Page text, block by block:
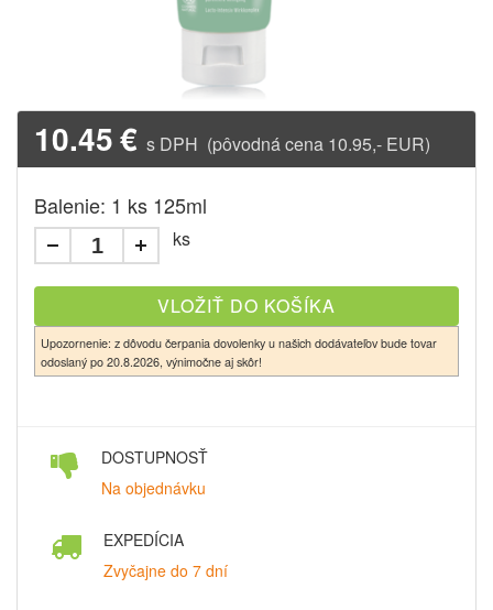
10.45€ s DPH (pôvodná cena 10.95,- EUR)
Balenie: 1 ks 125ml
ks
Upozornenie: z dôvodu čerpania dovolenky u našich dodávateľov bude tovar
odoslaný po 20.8.2026, výnimočne aj skôr!
DOSTUPNOSŤ
Na objednávku
EXPEDÍCIA
Zvyčajne do 7 dní